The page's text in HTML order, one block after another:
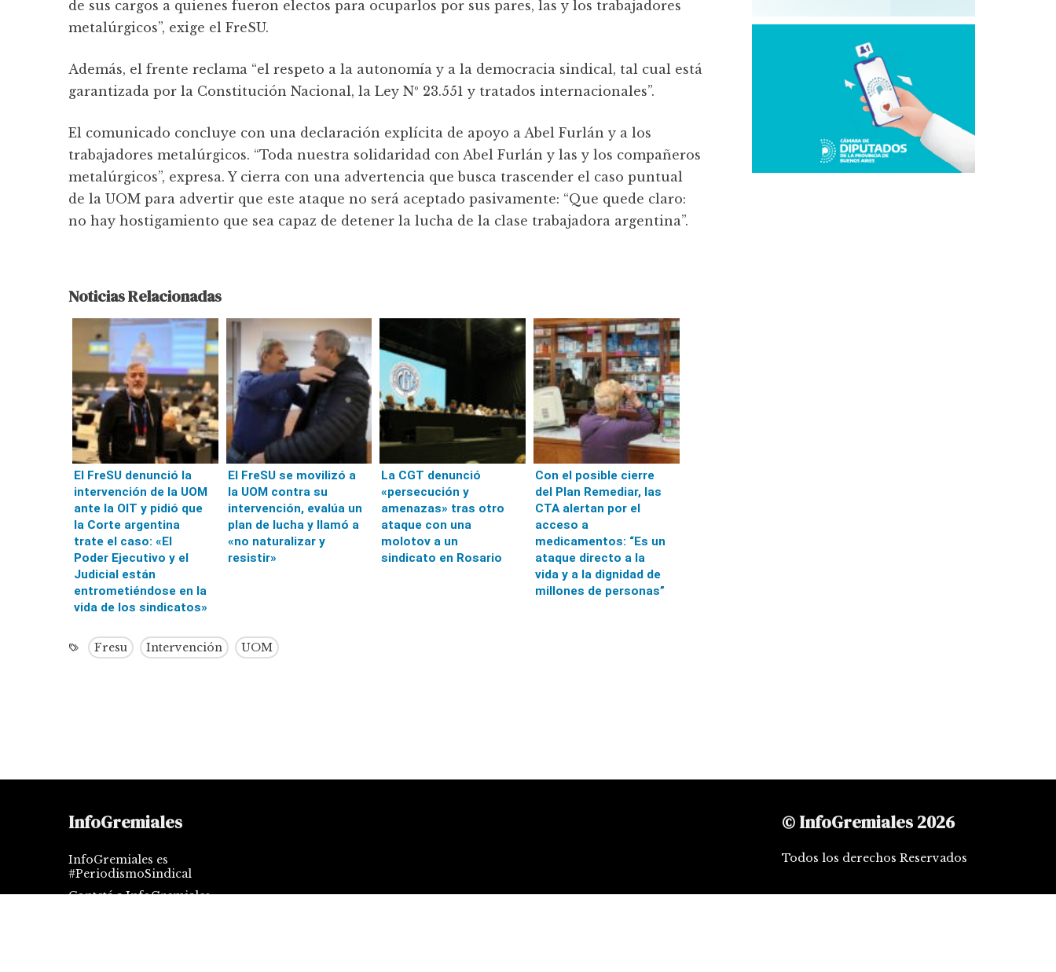
de sus cargos a quienes fueron electos para ocuparlos por sus pares, las y los trabajadores
metalúrgicos”, exige el FreSU.
Además, el frente reclama “el respeto a la autonomía y a la democracia sindical, tal cual está
garantizada por la Constitución Nacional, la Ley Nº 23.551 y tratados internacionales”.
El comunicado concluye con una declaración explícita de apoyo a Abel Furlán y a los
trabajadores metalúrgicos. “Toda nuestra solidaridad con Abel Furlán y las y los compañeros
metalúrgicos”, expresa. Y cierra con una advertencia que busca trascender el caso puntual
de la UOM para advertir que este ataque no será aceptado pasivamente: “Que quede claro:
no hay hostigamiento que sea capaz de detener la lucha de la clase trabajadora argentina”.
Noticias Relacionadas
El FreSU denunció la
intervención de la UOM
ante la OIT y pidió que
la Corte argentina
trate el caso: «El
Poder Ejecutivo y el
Judicial están
entrometiéndose en la
vida de los sindicatos»
El FreSU se movilizó a
la UOM contra su
intervención, evalúa un
plan de lucha y llamó a
«no naturalizar y
resistir»
La CGT denunció
«persecución y
amenazas» tras otro
ataque con una
molotov a un
sindicato en Rosario
Con el posible cierre
del Plan Remediar, las
CTA alertan por el
acceso a
medicamentos: “Es un
ataque directo a la
vida y a la dignidad de
millones de personas”
Fresu Intervención UOM
InfoGremiales
InfoGremiales es
#PeriodismoSindical
Contctá a InfoGremiales
© InfoGremiales 2026
Todos los derechos Reservados